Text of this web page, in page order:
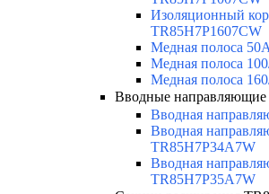
Изоляционный
TR85H7P1607CW
Медная полоса
Медная полоса
Медная полоса
Вводные направляющие
Вводная
Вводная
TR85H7P34A7W
Вводная
TR85H7P35A7W